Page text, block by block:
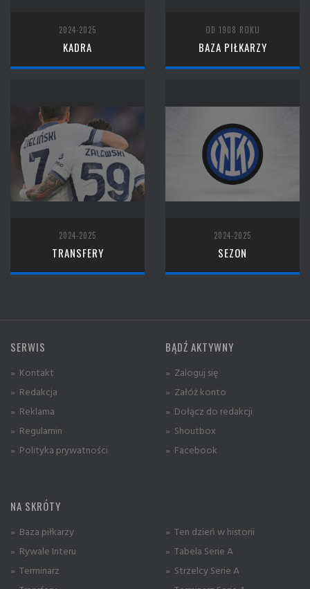
2024-2025
KADRA
OD 1908 ROKU
BAZA PIŁKARZY
2024-2025
TRANSFERY
2024-2025
SEZON
SERWIS
» Kontakt
» Redakcja
» Reklama
» Regulamin
» Polityka prywatności
BĄDŹ AKTYWNY
» Zaloguj się
» Załóż konto
» Dołącz do redakcji
» Shoutbox
» Facebook
NA SKRÓTY
» Baza piłkarzy
» Rywale Interu
» Terminarz
» Ten dzień w historii
» Tabela Serie A
» Strzelcy Serie A